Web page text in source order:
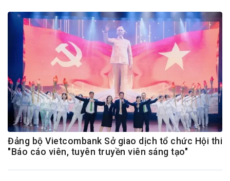
Đảng bộ Vietcombank Sở giao dịch tổ chức Hội thi
"Báo cáo viên, tuyên truyền viên sáng tạo"